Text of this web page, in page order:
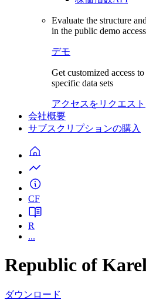
Evaluate the structure
in the public demo access
デモ
Get customized access to
specific data sets
アクセスをリクエスト
会社概要
サブスクリプションの購入
CF
R
...
Republic of
ダウンロード